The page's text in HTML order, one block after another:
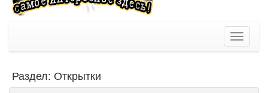
Toggle
Раздел: Открытки